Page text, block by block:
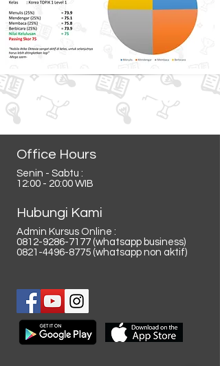
Office Hours
Senin - Sabtu :
12:00 - 20:00 WIB
Hubungi Kami
Admin Kursus Online :
0812-9286-7177 (whatsapp business)
0821-4496-8775 (whatsapp non aktif)